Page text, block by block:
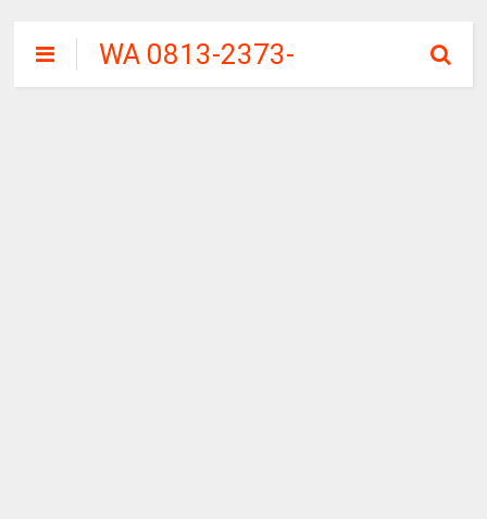
WA 0813-2373-
9973 | WALINI